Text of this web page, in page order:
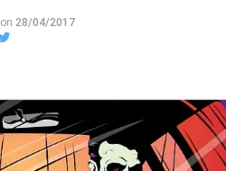
on 28/04/2017